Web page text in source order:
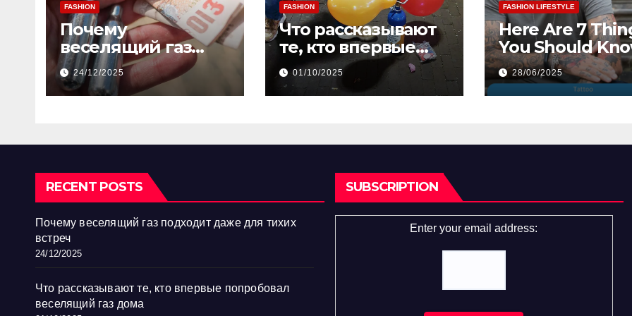
FASHION
Почему
веселящий газ
подходит даже
для тихих встреч
24/12/2025
FASHION
Что рассказывают
те, кто впервые
попробовал
веселящий газ
дома
01/10/2025
FASHION LIFESTYLE
Here Are 7
You Should
Before Getting
First Tattoo
28/06/2025
RECENT POSTS
Почему веселящий газ подходит даже для тихих
встреч
24/12/2025
Что рассказывают те, кто впервые попробовал
веселящий газ дома
SUBSCRIPTION
Enter your email address: